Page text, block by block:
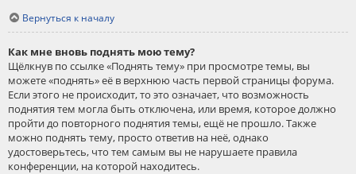
Вернуться к началу
Как мне вновь поднять мою тему?
Щёлкнув по ссылке «Поднять тему» при просмотре темы, вы
можете «поднять» её в верхнюю часть первой страницы форума.
Если этого не происходит, то это означает, что возможность
поднятия тем могла быть отключена, или время, которое должно
пройти до повторного поднятия темы, ещё не прошло. Также
можно поднять тему, просто ответив на неё, однако
удостоверьтесь, что тем самым вы не нарушаете правила
конференции, на которой находитесь.